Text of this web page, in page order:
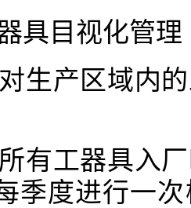
具目视化管理
生产区域内
有工器具入
季度进行一